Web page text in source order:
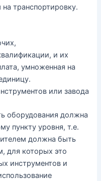
на транспортировку.
,
, и их
,умноженная на
.
или завода
оборудования должна
пункту уровня,т.е.
должна быть
,для которых это
инструментов и